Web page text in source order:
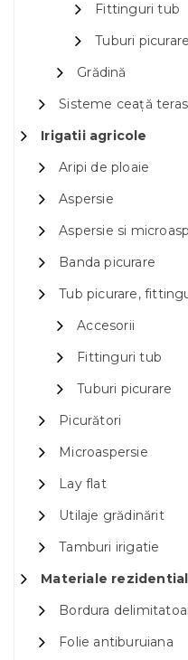
Fittinguri tub
Tuburi picurare
Grădină
Sisteme ceață
Irigatii agricole
Aripi de ploaie
Aspersie
Aspersie si
Banda picurare
Tub picurare,
Accesorii
Fittinguri tub
Tuburi picurare
Picurători
Microaspersie
Lay flat
Utilaje grădinărit
Tamburi irigatie
Materiale
Bordura
Folie antiburuiana